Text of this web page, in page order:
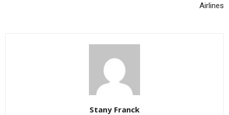
Airlines
Stany Franck